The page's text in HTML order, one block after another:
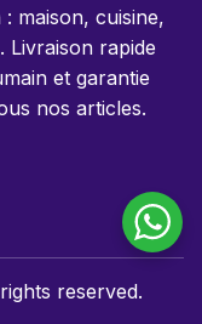
maison, cuisine,
Livraison rapide
et garantie
nos articles.
reserved.